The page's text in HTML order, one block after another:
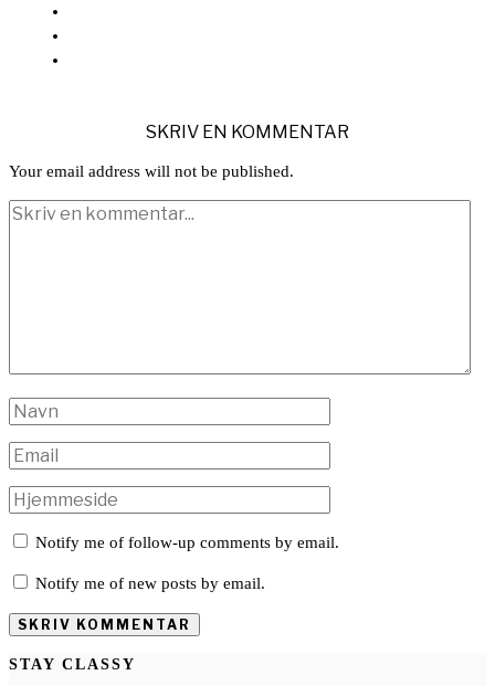
SKRIV EN KOMMENTAR
Your email address will not be published.
Notify me of follow-up comments by email.
Notify me of new posts by email.
STAY CLASSY